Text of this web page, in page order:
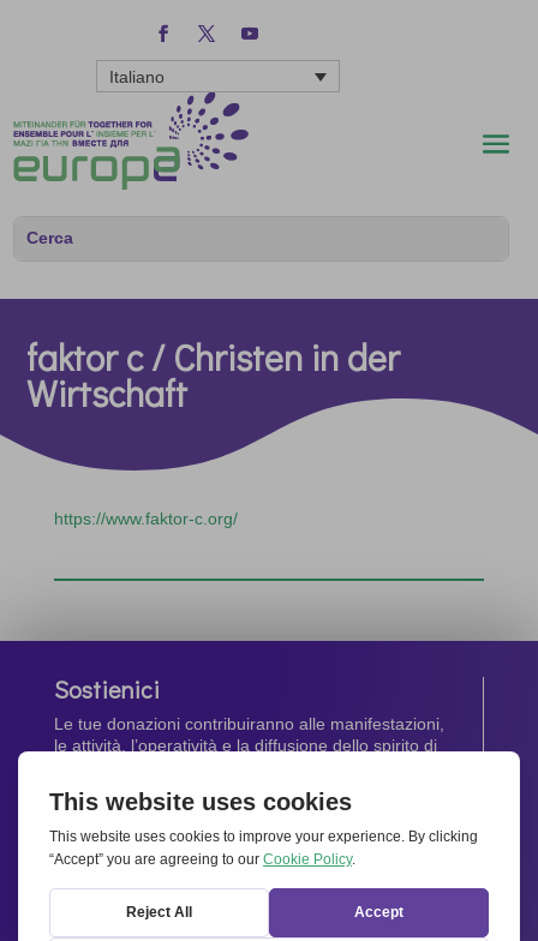
Italiano
faktor c / Christen in der
Wirtschaft
https://www.faktor-c.org/
Sostienici
Le tue donazioni contribuiranno alle manifestazioni,
le attività, l’operatività e la diffusione dello spirito di
Dona Ora
Newsletter